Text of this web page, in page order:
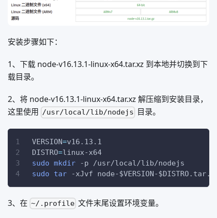
安装步骤如下：
1、下载 node-v16.13.1-linux-x64.tar.xz 到本地并切换到下
载目录。
2、将 node-v16.13.1-linux-x64.tar.xz 解压缩到安装目录，
这里使用 /usr/local/lib/nodejs 目录。
VERSION=v16.13.1
DISTRO=linux-x64
sudo mkdir -p /usr/local/lib/nodejs
sudo
tar -xJvf node-$VERSION-$DISTRO
3、在 ~/.profile 文件末尾设置环境变量。